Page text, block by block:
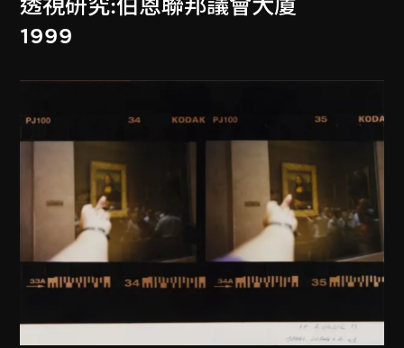
透視研究:伯恩聯邦議會大廈
1999